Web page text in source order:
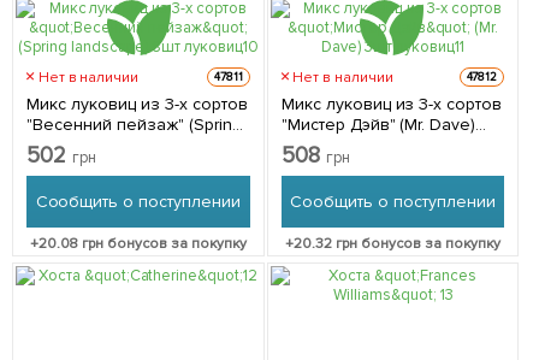
Нет в наличии 47811
Микс луковиц из 3-х сортов
"Весенний пейзаж" (Spring
landscape) 8шт луковиц
502 грн
Сообщить о поступлении
+20.08 грн бонусов за покупку
Нет в наличии 47812
Микс луковиц из 3-х сортов
"Мистер Дэйв" (Mr. Dave)
3шт луковиц
508 грн
Сообщить о поступлении
+20.32 грн бонусов за покупку